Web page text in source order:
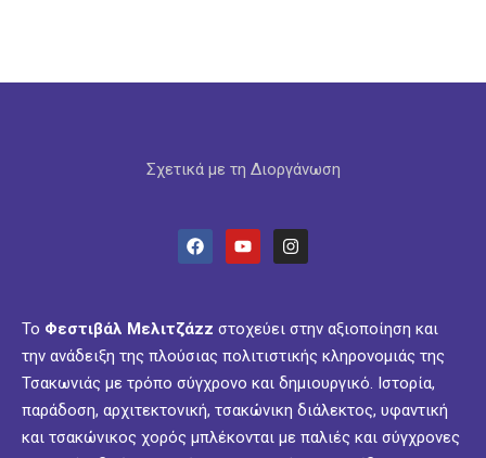
Σχετικά με τη Διοργάνωση
Το Φεστιβάλ Μελιτζάzz στοχεύει στην αξιοποίηση και
την ανάδειξη της πλούσιας πολιτιστικής κληρονομιάς της
Τσακωνιάς με τρόπο σύγχρονο και δημιουργικό. Ιστορία,
παράδοση, αρχιτεκτονική, τσακώνικη διάλεκτος, υφαντική
και τσακώνικος χορός μπλέκονται με παλιές και σύγχρονες